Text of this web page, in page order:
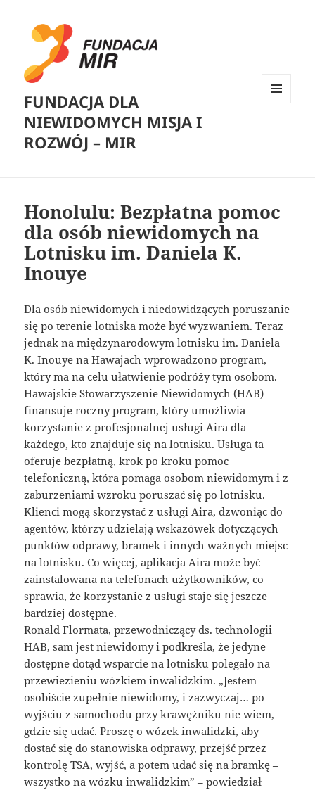
FUNDACJA DLA
NIEWIDOMYCH MISJA I
ROZWÓJ – MIR
Honolulu: Bezpłatna pomoc
dla osób niewidomych na
Lotnisku im. Daniela K.
Inouye
Dla osób niewidomych i niedowidzących poruszanie
się po terenie lotniska może być wyzwaniem. Teraz
jednak na międzynarodowym lotnisku im. Daniela
K. Inouye na Hawajach wprowadzono program,
który ma na celu ułatwienie podróży tym osobom.
Hawajskie Stowarzyszenie Niewidomych (HAB)
finansuje roczny program, który umożliwia
korzystanie z profesjonalnej usługi Aira dla
każdego, kto znajduje się na lotnisku. Usługa ta
oferuje bezpłatną, krok po kroku pomoc
telefoniczną, która pomaga osobom niewidomym i z
zaburzeniami wzroku poruszać się po lotnisku.
Klienci mogą skorzystać z usługi Aira, dzwoniąc do
agentów, którzy udzielają wskazówek dotyczących
punktów odprawy, bramek i innych ważnych miejsc
na lotnisku. Co więcej, aplikacja Aira może być
zainstalowana na telefonach użytkowników, co
sprawia, że korzystanie z usługi staje się jeszcze
bardziej dostępne.
Ronald Flormata, przewodniczący ds. technologii
HAB, sam jest niewidomy i podkreśla, że ​​jedyne
dostępne dotąd wsparcie na lotnisku polegało na
przewiezieniu wózkiem inwalidzkim. „Jestem
osobiście zupełnie niewidomy, i zazwyczaj… po
wyjściu z samochodu przy krawężniku nie wiem,
gdzie się udać. Proszę o wózek inwalidzki, aby
dostać się do stanowiska odprawy, przejść przez
kontrolę TSA, wyjść, a potem udać się na bramkę –
wszystko na wózku inwalidzkim” – powiedział